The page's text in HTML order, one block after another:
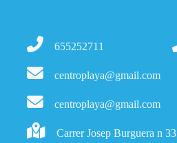
655252711
centroplaya@gmail.com
centroplaya@gmail.com
Carrer Josep Burguera n 33